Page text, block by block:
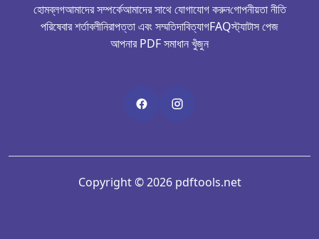
হোমব্লগআমাদের সম্পর্কেআমাদের সাথে যোগাযোগ করুনগোপনীয়তা নীতি
পরিষেবার শর্তাবলীনিরাপত্তা এবং সম্মতিদাবিত্যাগFAQস্ট্যাটাস পেজ
আপনার PDF সমাধান খুঁজুন
Copyright © 2026 pdftools.net